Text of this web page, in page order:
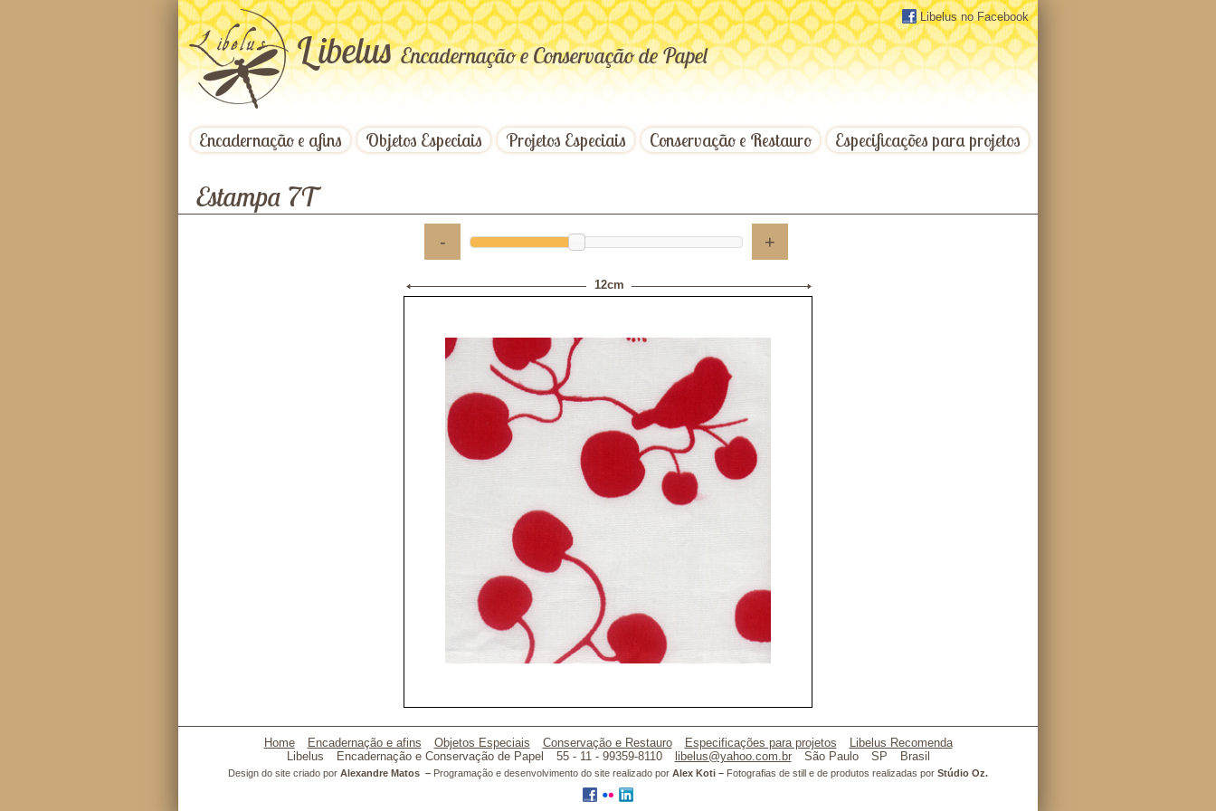
LibelusEncadernação e Conservação de Papel
Encadernação e afins Objetos Especiais Projetos Especiais Conservação e Restauro Especificações para projetos
Libelus no Facebook
Estampa 7T
- +
12cm
Home Encadernação e afins Objetos Especiais Conservação e Restauro Especificações para projetos
Libelus Recomenda
Libelus
Encadernação e Conservação de Papel 55 - 11 - 99359-8110 libelus@yahoo.com.br São Paulo SP Brasil
Design do site criado por Alexandre Matos – Programação e desenvolvimento do site realizado por Alex Koti – Fotografias de still e de produtos realizadas por Stúdio Oz.